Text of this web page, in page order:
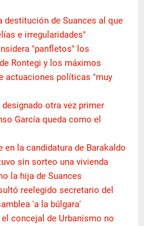
destitución de Suances al que
e irregularidades"
"panfletos" los
Rontegi y los máximos
actuaciones políticas "muy
designado otra vez primer
García queda como el
en la candidatura de Barakaldo
sin sorteo una vivienda
la hija de Suances
reelegido secretario del
'a la búlgara'
concejal de Urbanismo no